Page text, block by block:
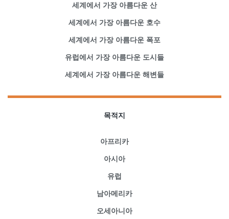
세계에서 가장 아름다운 산
세계에서 가장 아름다운 호수
세계에서 가장 아름다운 폭포
유럽에서 가장 아름다운 도시들
세계에서 가장 아름다운 해변들
목적지
아프리카
아시아
유럽
남아메리카
오세아니아